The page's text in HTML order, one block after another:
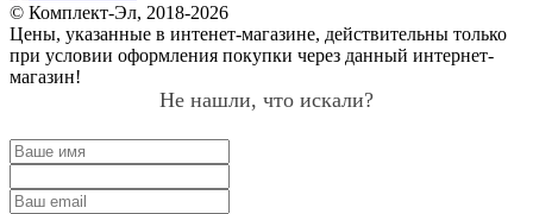
© Комплект-Эл, 2018-2026
Цены, указанные в интенет-магазине, действительны только
при условии оформления покупки через данный интернет-
магазин!
Не нашли, что искали?